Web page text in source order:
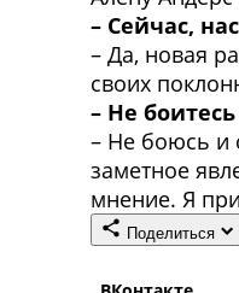
– Сейчас,
– Да, новая
своих
– Не
– Не боюсь и
заметное
мнение. Я
Поделиться